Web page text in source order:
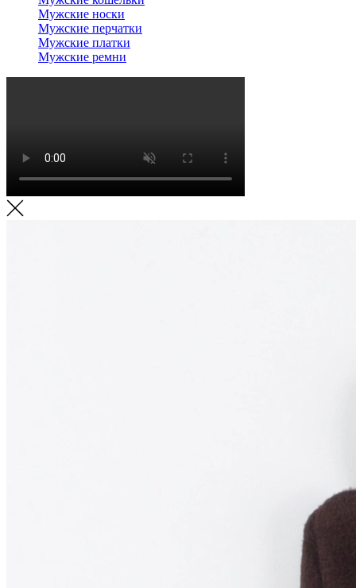
Мужские носки
Мужские перчатки
Мужские платки
Мужские ремни